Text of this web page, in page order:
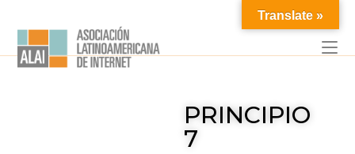
PRINCIPIO
7
Translate »